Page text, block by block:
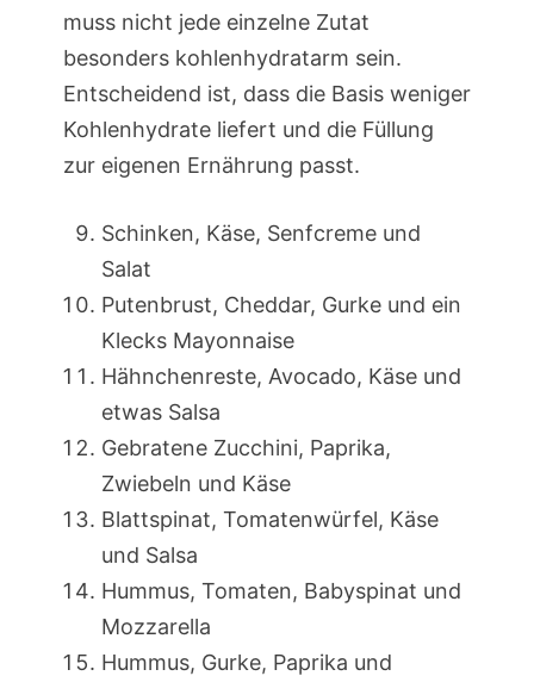
muss nicht jede einzelne Zutat
besonders kohlenhydratarm sein.
Entscheidend ist, dass die Basis weniger
Kohlenhydrate liefert und die Füllung
zur eigenen Ernährung passt.
Schinken, Käse, Senfcreme und
Salat
Putenbrust, Cheddar, Gurke und ein
Klecks Mayonnaise
Hähnchenreste, Avocado, Käse und
etwas Salsa
Gebratene Zucchini, Paprika,
Zwiebeln und Käse
Blattspinat, Tomatenwürfel, Käse
und Salsa
Hummus, Tomaten, Babyspinat und
Mozzarella
Hummus, Gurke, Paprika und